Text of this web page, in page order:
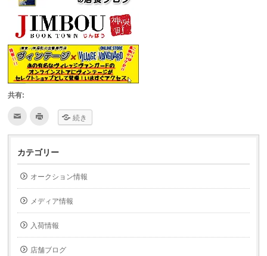
共有:
ク
て
友
達
へ
メ
ー
で
送
信
(新
し
い
ィ
ク
て
印
刷
(新
し
い
ィ
ン
ド
ウ
で
開
ま
続き
カテゴリー
オークション情報
メディア情報
入荷情報
店舗ブログ